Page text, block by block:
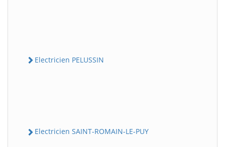
Electricien PELUSSIN
Electricien SAINT-ROMAIN-LE-PUY